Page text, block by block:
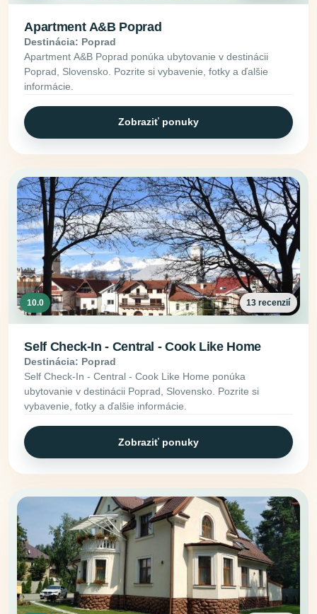
Apartment A&B Poprad
Destinácia: Poprad
Apartment A&B Poprad ponúka ubytovanie v destinácii
Poprad, Slovensko. Pozrite si vybavenie, fotky a ďalšie
informácie.
Zobraziť ponuky
10.0 13 recenzií
Self Check-In - Central - Cook Like Home
Destinácia: Poprad
Self Check-In - Central - Cook Like Home ponúka
ubytovanie v destinácii Poprad, Slovensko. Pozrite si
vybavenie, fotky a ďalšie informácie.
Zobraziť ponuky